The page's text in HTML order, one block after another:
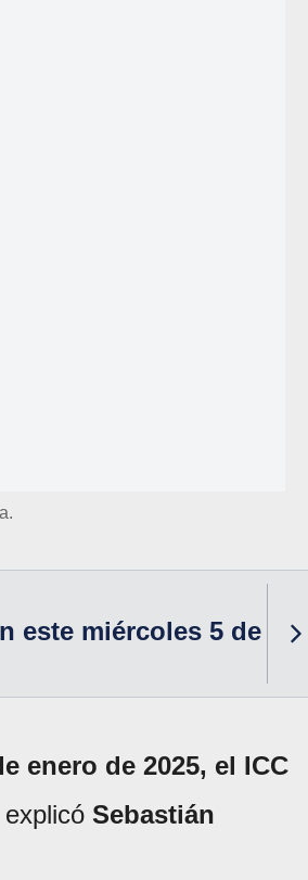
este miércoles 5 de
enero de 2025, el ICC
Sebastián